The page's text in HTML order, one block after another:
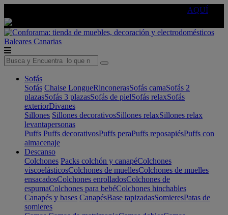
AQUÍ
Baleares Canarias
Sofás
Sofás Chaise LongueRinconerasSofás camaSofás 2
plazasSofás 3 plazasSofás de pielSofás relaxSofás
exteriorDivanes
Sillones Sillones decorativosSillones relaxSillones relax
levantapersonas
Puffs Puffs decorativosPuffs peraPuffs reposapiésPuffs con
almacenaje
Descanso
Colchones Packs colchón y canapéColchones
viscoelásticosColchones de muellesColchones de muelles
ensacadosColchones enrolladosColchones de
espumaColchones para bebéColchones hinchables
Canapés y bases CanapésBase tapizadasSomieresPatas de
somieres